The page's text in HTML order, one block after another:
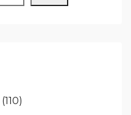
(110)